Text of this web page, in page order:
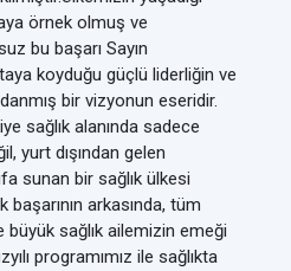
örnek olmuş ve
bu başarı Sayın
koyduğu güçlü liderliğin ve
bir vizyonun eseridir.
sağlık alanında sadece
yurt dışından gelen
sunan bir sağlık ülkesi
arkasında, tüm
büyük sağlık ailemizin emeği
programımız ile sağlıkta